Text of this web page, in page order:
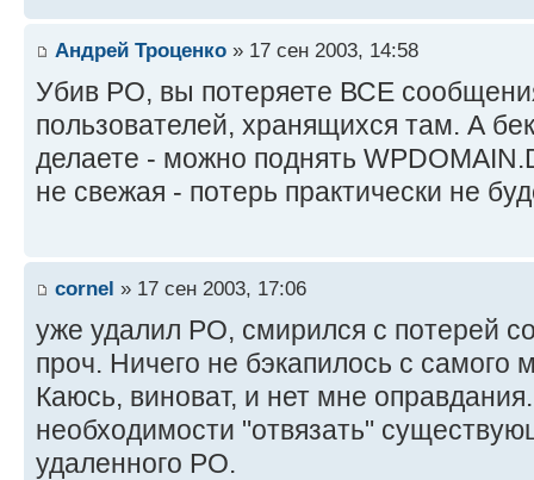
Андрей Троценко » 17 сен 2003, 14:58
Убив PO, вы потеряете ВСЕ
пользователей, хранящихся там. А
делаете - можно поднять
не свежая - потерь практически не
cornel » 17 сен 2003, 17:06
уже удалил PO, смирился с потерей
проч. Ничего не бэкапилось с самого
Каюсь, виноват, и нет мне
необходимости "отвязать"
удаленного PO.